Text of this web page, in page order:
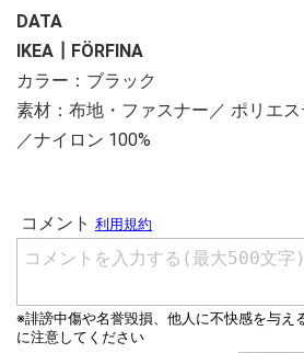
DATA
IKEA┃FÖRFINA
カラー：ブラック
素材：布地・ファスナー／ ポリエ
／ナイロン 100%